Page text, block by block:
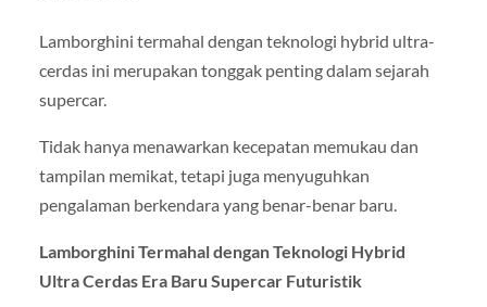
Lamborghini termahal dengan teknologi hybrid ultra-
cerdas ini merupakan tonggak penting dalam sejarah
supercar.
Tidak hanya menawarkan kecepatan memukau dan
tampilan memikat, tetapi juga menyuguhkan
pengalaman berkendara yang benar-benar baru.
Lamborghini Termahal dengan Teknologi Hybrid
Ultra Cerdas Era Baru Supercar Futuristik